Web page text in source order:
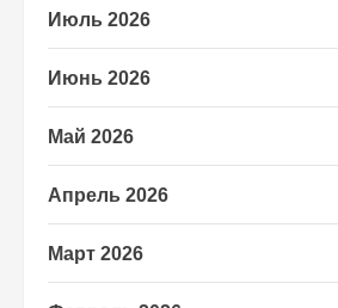
Июль 2026
Июнь 2026
Май 2026
Апрель 2026
Март 2026